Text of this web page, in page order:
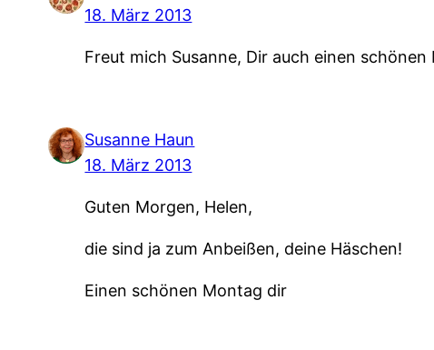
18. März 2013
Freut mich Susanne, Dir auch einen
Susanne Haun
18. März 2013
Guten Morgen, Helen,
die sind ja zum Anbeißen, deine Häschen!
Einen schönen Montag dir